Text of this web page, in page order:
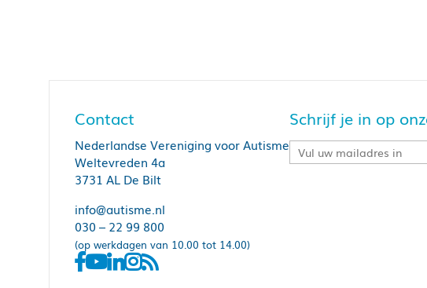
Contact
Nederlandse Vereniging voor Autisme
Weltevreden 4a
3731 AL De Bilt
info@autisme.nl
030 – 22 99 800
(op werkdagen van 10.00 tot 14.00)
Schrijf je in op